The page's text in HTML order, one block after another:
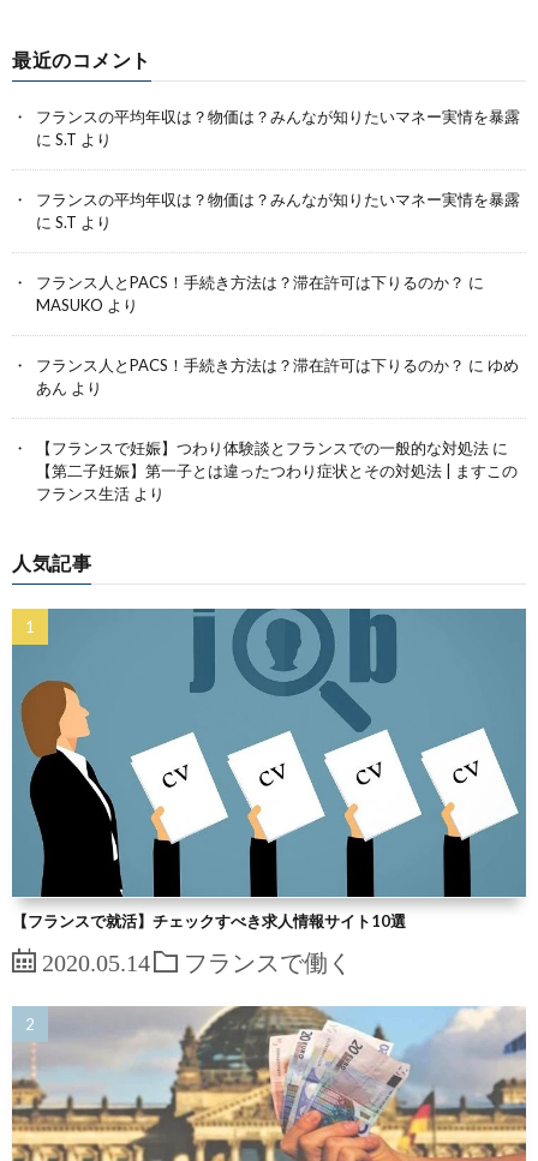
最近のコメント
フランスの平均年収は？物価は？みんなが知りたいマネー実情を暴露
に S.T より
フランスの平均年収は？物価は？みんなが知りたいマネー実情を暴露
に S.T より
フランス人とPACS！手続き方法は？滞在許可は下りるのか？ に
MASUKO より
フランス人とPACS！手続き方法は？滞在許可は下りるのか？ に ゆめ
あん より
【フランスで妊娠】つわり体験談とフランスでの一般的な対処法 に
【第二子妊娠】第一子とは違ったつわり症状とその対処法 | ますこの
フランス生活 より
人気記事
【フランスで就活】チェックすべき求人情報サイト10選
2020.05.14 フランスで働く